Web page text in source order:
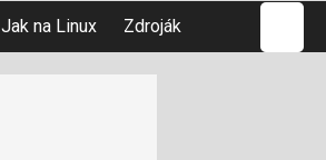
Jak na Linux Zdroják